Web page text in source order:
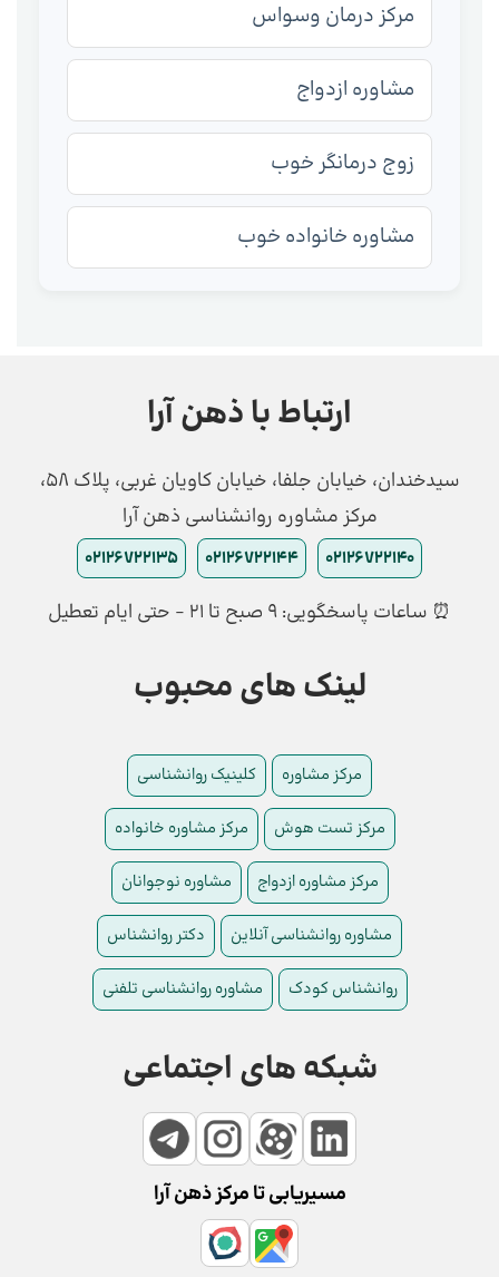
مرکز درمان وسواس
مشاوره ازدواج
زوج درمانگر خوب
مشاوره خانواده خوب
ارتباط با ذهن آرا
سیدخندان، خیابان جلفا، خیابان کاویان غربی، پلاک 58،
مرکز مشاوره روانشناسی ذهن آرا
02126722140
02126722144
02126722135
⏰ ساعات پاسخگویی: ۹ صبح تا ۲۱ - حتی ایام تعطیل
لینک های محبوب
مرکز مشاوره کلینیک روانشناسی
مرکز تست هوش مرکز مشاوره خانواده
مرکز مشاوره ازدواج مشاوره نوجوانان
مشاوره روانشناسی آنلاین دکتر روانشناس
روانشناس کودک مشاوره روانشناسی تلفنی
شبکه های اجتماعی
مسیریابی تا مرکز ذهن آرا